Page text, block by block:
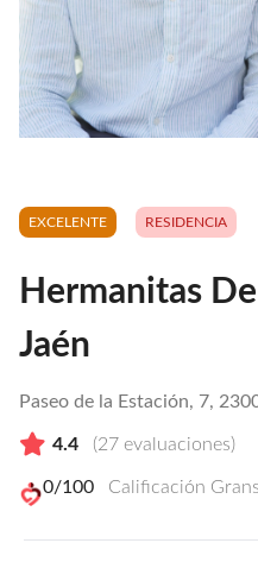
EXCELENTE RESIDENCIA
Hermanitas
Jaén
Paseo de la Estación, 7,
4.4 (27 evaluaciones)
0/100 Calificación